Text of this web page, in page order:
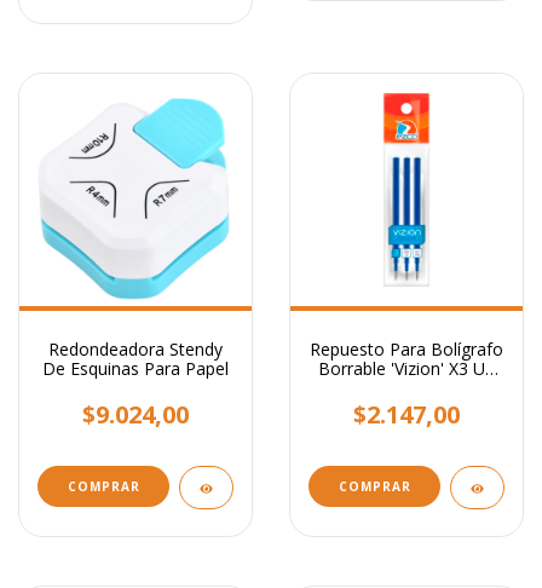
Redondeadora Stendy
De Esquinas Para Papel
$9.024,00
Repuesto Para Bolígrafo
Borrable 'Vizion' X3 Un
$2.147,00